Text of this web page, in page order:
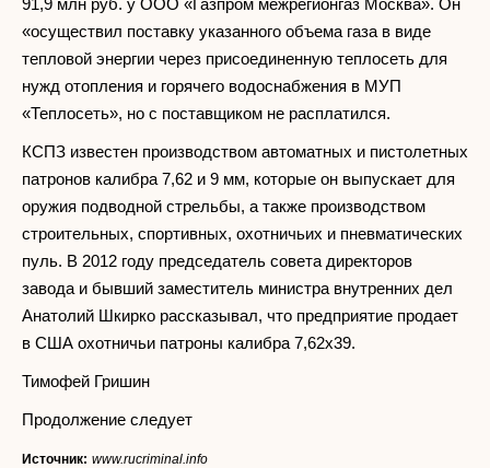
91,9 млн руб. у ООО «Газпром межрегионгаз Москва». Он
«осуществил поставку указанного объема газа в виде
тепловой энергии через присоединенную теплосеть для
нужд отопления и горячего водоснабжения в МУП
«Теплосеть», но с поставщиком не расплатился.
КСПЗ известен производством автоматных и пистолетных
патронов калибра 7,62 и 9 мм, которые он выпускает для
оружия подводной стрельбы, а также производством
строительных, спортивных, охотничьих и пневматических
пуль. В 2012 году председатель совета директоров
завода и бывший заместитель министра внутренних дел
Анатолий Шкирко рассказывал, что предприятие продает
в США охотничьи патроны калибра 7,62х39.
Тимофей Гришин
Продолжение следует
Источник: www.rucriminal.info